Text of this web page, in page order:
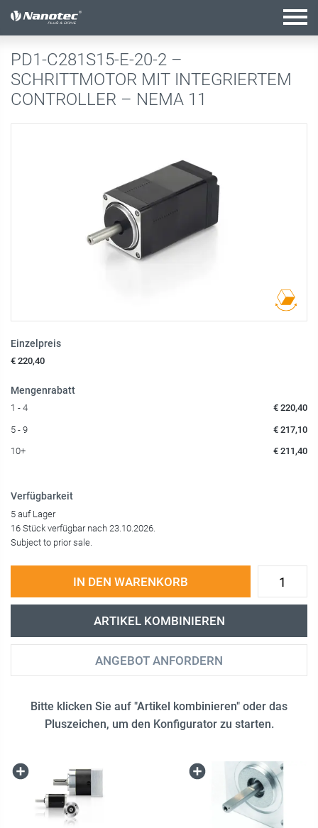
Aktive Kombination
PD1-C281S15-E-20-2 –
SCHRITTMOTOR MIT INTEGRIERTEM
CONTROLLER – NEMA 11
Einzelpreis
€ 220,40
Mengenrabatt
1 - 4 € 220,40
5 - 9 € 217,10
10+ € 211,40
Verfügbarkeit
5 auf Lager
16 Stück verfügbar nach 23.10.2026.
Subject to prior sale.
IN DEN WARENKORB
ARTIKEL KOMBINIEREN
ANGEBOT ANFORDERN
Bitte klicken Sie auf "Artikel kombinieren" oder das
Pluszeichen, um den Konfigurator zu starten.